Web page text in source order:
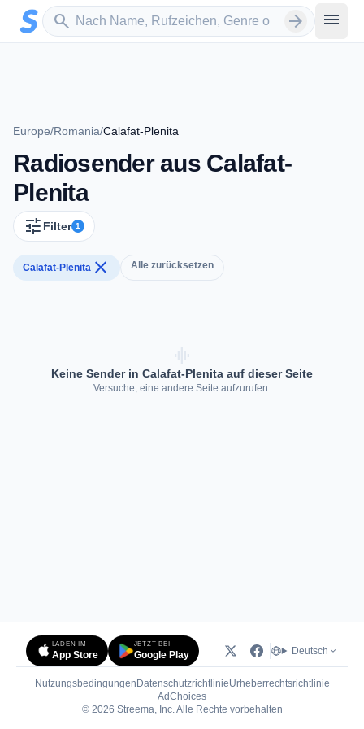
Zum Hauptinhalt springen
search
Sender suchen arrow_forward menu
Europe/Romania/Calafat-Plenita
Radiosender aus Calafat-
Plenita
tune Filter 1
Calafat-Plenita close Alle zurücksetzen
Keine Sender in Calafat-Plenita auf dieser Seite
Versuche, eine andere Seite aufzurufen.
LADEN IM
App Store
JETZT BEI
Google Play Deutsch
Nutzungsbedingungen DatenschutzrichtlinieUrheberrechtsrichtlinie
AdChoices(öffnet in neuem Tab)
© 2026 Streema, Inc. Alle Rechte vorbehalten